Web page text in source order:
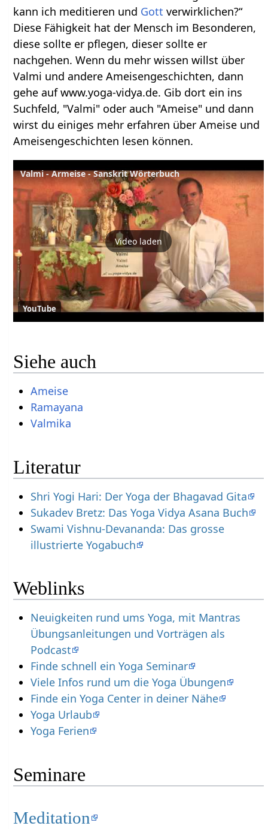
kann ich meditieren und Gott verwirklichen?“
Diese Fähigkeit hat der Mensch im Besonderen,
diese sollte er pflegen, dieser sollte er
nachgehen. Wenn du mehr wissen willst über
Valmi und andere Ameisengeschichten, dann
gehe auf www.yoga-vidya.de. Gib dort ein ins
Suchfeld, "Valmi" oder auch "Ameise" und dann
wirst du einiges mehr erfahren über Ameise und
Ameisengeschichten lesen können.
Valmi - Armeise - Sanskrit Wörterbuch
Video laden
YouTube
Siehe auch
Ameise
Ramayana
Valmika
Literatur
Shri Yogi Hari: Der Yoga der Bhagavad Gita
Sukadev Bretz: Das Yoga Vidya Asana Buch
Swami Vishnu-Devananda: Das grosse
illustrierte Yogabuch
Weblinks
Neuigkeiten rund ums Yoga, mit Mantras
Übungsanleitungen und Vorträgen als
Podcast
Finde schnell ein Yoga Seminar
Viele Infos rund um die Yoga Übungen
Finde ein Yoga Center in deiner Nähe
Yoga Urlaub
Yoga Ferien
Seminare
Meditation